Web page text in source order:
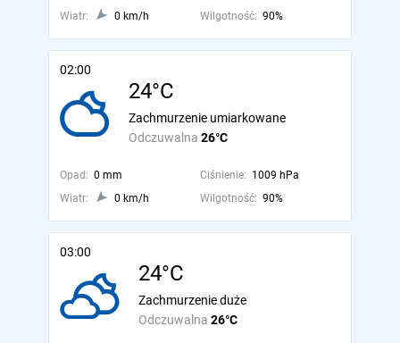
Wiatr:
0 km/h Wilgotność: 90%
02:00
24°C
Odczuwalna 26°C
Zachmurzenie umiarkowane
Opad: 0 mm Ciśnienie: 1009 hPa
Wiatr:
0 km/h Wilgotność: 90%
03:00
24°C
Odczuwalna 26°C
Zachmurzenie duże